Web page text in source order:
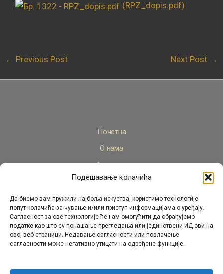
Подешавање колачића
Да бисмо вам пружили најбоља искуства, користимо технологије
попут колачића за чување и/или приступ информацијама о уређају.
Сагласност за ове технологије ће нам омогућити да обрађујемо
податке као што су понашање прегледања или јединствени ИД-ови на
овој веб страници. Недавање сагласности или повлачење
сагласности може негативно утицати на одређене функције.
(RPZ_dopis.pdf)
← Previous Post Next Post →
Почетна
О нама
Актуелно
Стручни кадар
Пројекти
Архива
Контакт